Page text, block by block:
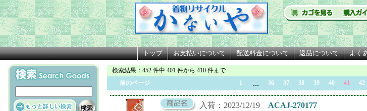
トップ お支払いについて 配送料金について 返品について よく
検索結果 ：452 件中 401 件から 410 件まで
前のページ
1 ... 36 37 38 39 40 41 42
入荷：2023/12/19
ACAJ-270177